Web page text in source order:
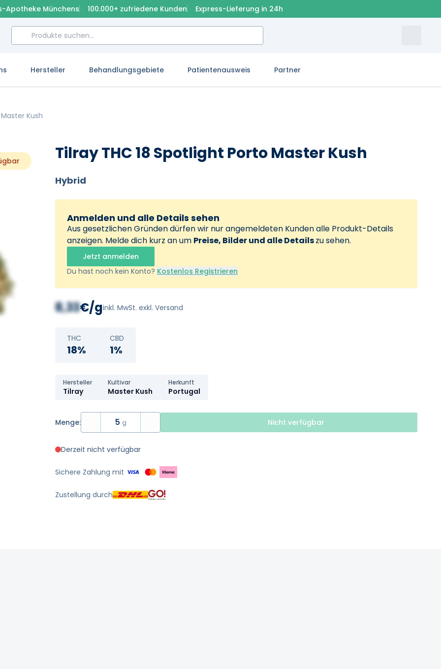
Apotheke Münchens 100.000+ zufriedene Kunden Express-Lieferung in 24h
Hersteller Behandlungsgebiete Patientenausweis Partner
Kush
Tilray THC 18 Spotlight Porto Master Kush
Hybrid
Anmelden und alle Details sehen
Aus gesetzlichen Gründen dürfen wir nur angemeldeten Kunden alle Produkt-Details
anzeigen. Melde dich kurz an um Preise, Bilder und alle Detailszu sehen.
Jetzt anmelden
Du hast noch kein Konto? Kostenlos Registrieren
8,33€/ginkl. MwSt. exkl. Versand
THC
18%
CBD
1%
Hersteller
Tilray
Kultivar
Master Kush
Herkunft
Portugal
Menge: 5 g Nicht verfügbar
Derzeit nicht verfügbar
Sichere Zahlung mit
Zustellung durch